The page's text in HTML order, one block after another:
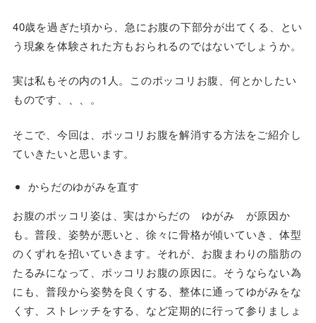
40歳を過ぎた頃から、急にお腹の下部分が出てくる、とい
う現象を体験された方もおられるのではないでしょうか。
実は私もその内の1人。このポッコリお腹、何とかしたい
ものです、、、。
そこで、今回は、ポッコリお腹を解消する方法をご紹介し
ていきたいと思います。
からだのゆがみを直す
お腹のポッコリ姿は、実はからだの ゆがみ が原因か
も。普段、姿勢が悪いと、徐々に骨格が傾いていき、体型
のくずれを招いていきます。それが、お腹まわりの脂肪の
たるみになって、ポッコリお腹の原因に。そうならない為
にも、普段から姿勢を良くする、整体に通ってゆがみをな
くす、ストレッチをする、など定期的に行って参りましょ